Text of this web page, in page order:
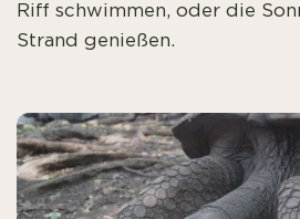
Riff schwimmen, oder die
Strand genießen.